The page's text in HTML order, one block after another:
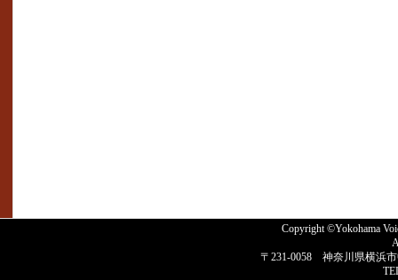
Copyright ©Yokohama
〒231-0058 神奈川県横浜市